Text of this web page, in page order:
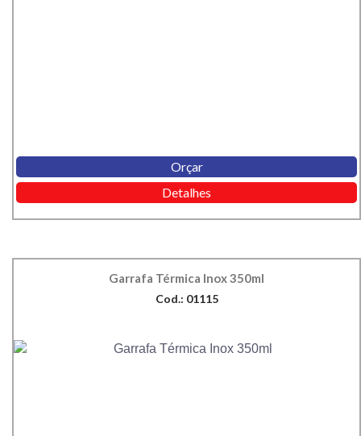
Orçar
Detalhes
Garrafa Térmica Inox 350ml
Cod.: 01115